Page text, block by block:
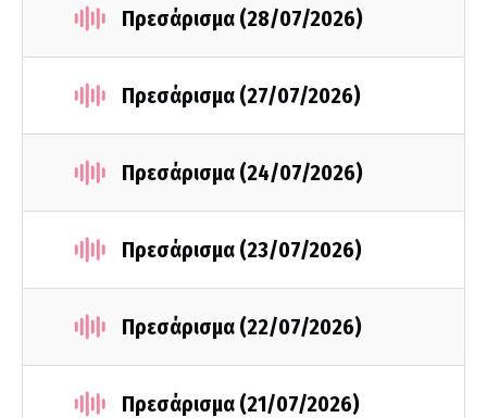
Πρεσάρισμα (28/07/2026)
Πρεσάρισμα (27/07/2026)
Πρεσάρισμα (24/07/2026)
Πρεσάρισμα (23/07/2026)
Πρεσάρισμα (22/07/2026)
Πρεσάρισμα (21/07/2026)